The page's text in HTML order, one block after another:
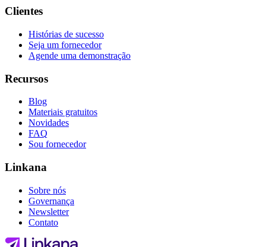
Clientes
Histórias de sucesso
Seja um fornecedor
Agende uma demonstração
Recursos
Blog
Materiais gratuitos
Novidades
FAQ
Sou fornecedor
Linkana
Sobre nós
Governança
Newsletter
Contato